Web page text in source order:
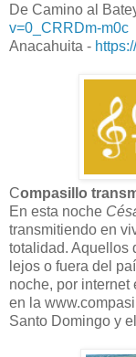
De Camino al
v=0_CRRDm-m0c
Anacahuita -
Compasillo
En esta noche
transmitiendo en
totalidad. Aquellos
lejos o fuera del
noche, por
en la
Santo Domingo y